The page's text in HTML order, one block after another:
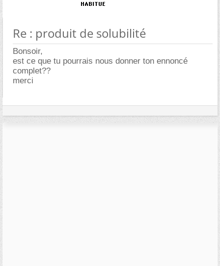
Re : produit de solubilité
Bonsoir,
est ce que tu pourrais nous donner ton ennoncé
complet??
merci